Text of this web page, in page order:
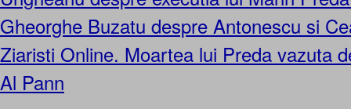
Gheorghe Buzatu despre Antonescu si
Ziaristi Online. Moartea lui Preda vazuta
Al Pann